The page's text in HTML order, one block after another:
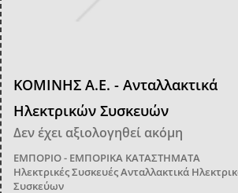
ΚΟΜΙΝΗΣ Α.Ε. - Ανταλλακτικά
Ηλεκτρικών Συσκευών
Δεν έχει αξιολογηθεί ακόμη
ΕΜΠΟΡΙΟ - ΕΜΠΟΡΙΚΑ ΚΑΤΑΣΤΗΜΑΤΑ
Ηλεκτρικές ΣυσκευέςΑνταλλακτικά
Συσκεύων